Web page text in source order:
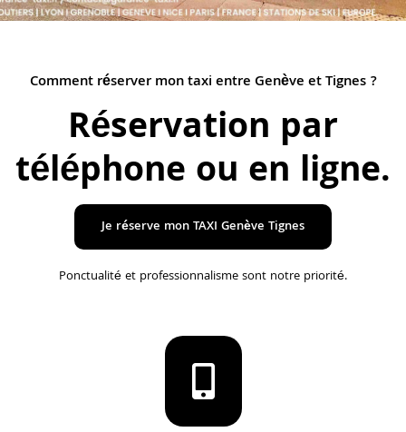
Comment réserver mon taxi entre Genève et Tignes ?
Réservation par
téléphone ou en ligne.
Je réserve mon TAXI Genève Tignes
Ponctualité et professionnalisme sont notre priorité.